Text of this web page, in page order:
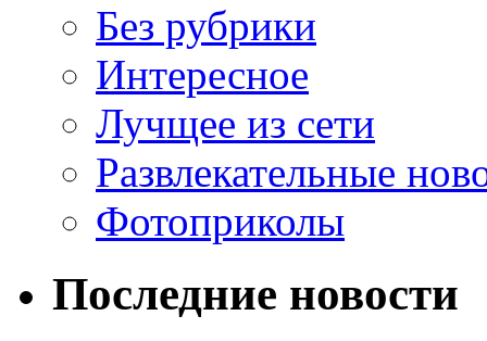
Без рубрики
Интересное
Лучщее из сети
Развлекательные
Фотоприколы
Последние новости